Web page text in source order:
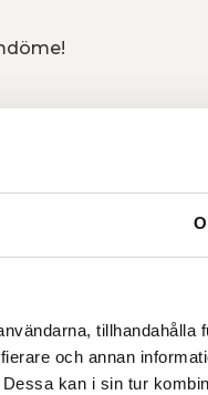
tillhandahålla
och annan
kan i sin tur